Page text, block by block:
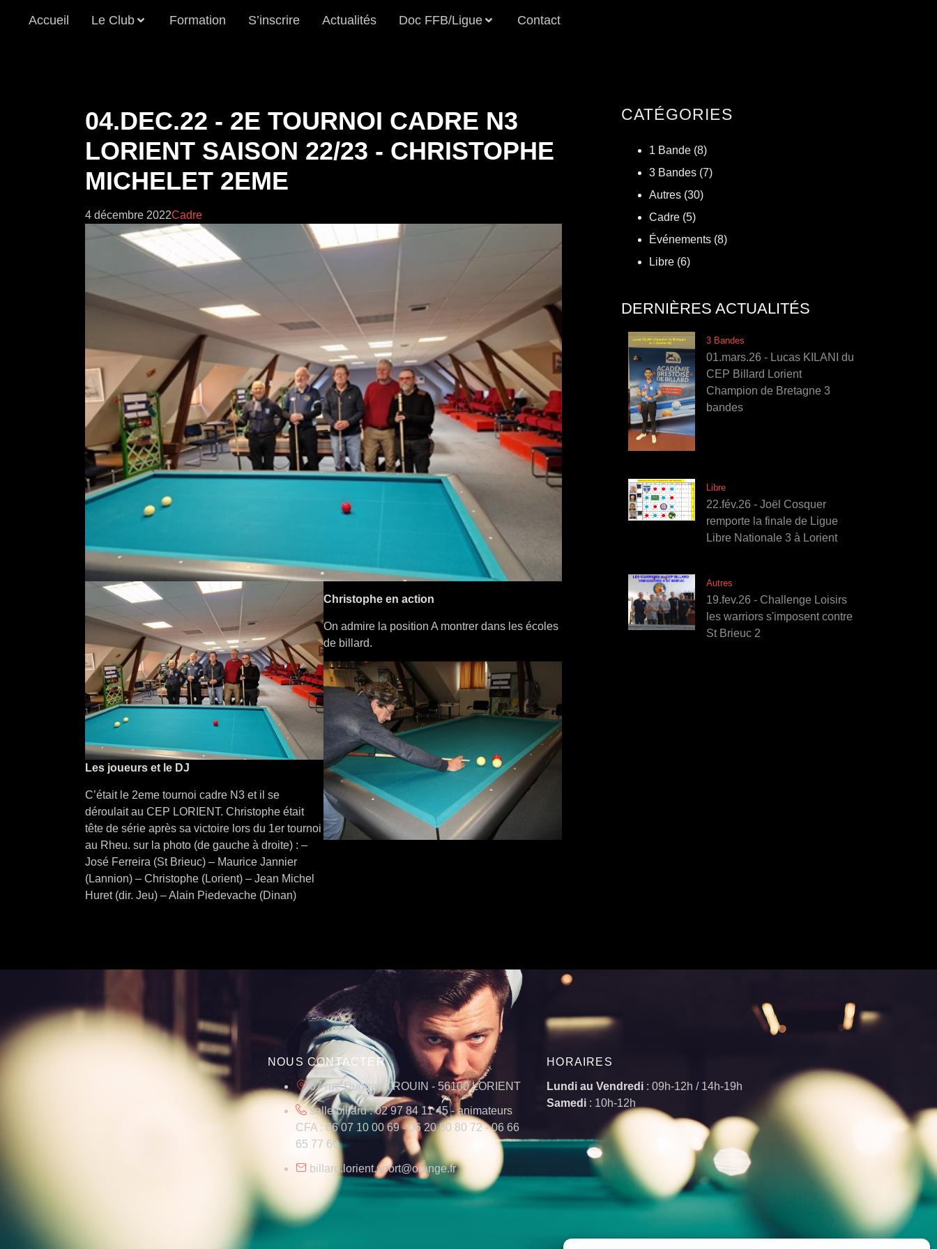
Accueil Le Club Formation S’inscrire Actualités Doc FFB/Ligue Contact
04.DEC.22 - 2E TOURNOI CADRE N3
LORIENT SAISON 22/23 - CHRISTOPHE
MICHELET 2EME
4 décembre 2022Cadre
Les joueurs et le DJ
C’était le 2eme tournoi cadre N3 et il se
déroulait au CEP LORIENT. Christophe était
tête de série après sa victoire lors du 1er tournoi
au Rheu. sur la photo (de gauche à droite) : –
José Ferreira (St Brieuc) – Maurice Jannier
(Lannion) – Christophe (Lorient) – Jean Michel
Huret (dir. Jeu) – Alain Piedevache (Dinan)
Christophe en action
On admire la position A montrer dans les écoles
de billard.
CATÉGORIES
1 Bande(8)
3 Bandes(7)
Autres(30)
Cadre(5)
Événements(8)
Libre(6)
DERNIÈRES ACTUALITÉS
3 Bandes
01.mars.26 - Lucas KILANI du
CEP Billard Lorient
Champion de Bretagne 3
bandes
Libre
22.fév.26 - Joël Cosquer
remporte la finale de Ligue
Libre Nationale 3 à Lorient
Autres
19.fev.26 - Challenge Loisirs
les warriors s'imposent contre
St Brieuc 2
NOUS CONTACTER
67 rue Duguay TROUIN - 56100 LORIENT
salle billard : 02 97 84 11 45 - animateurs
CFA : 06 07 10 00 69 - 06 20 80 80 72 - 06 66
65 77 60
billard.lorient.sport@orange.fr
HORAIRES
Lundi au Vendredi : 09h-12h / 14h-19h
Samedi : 10h-12h